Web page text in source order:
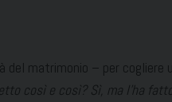
matrimonio – per
così e così? Sì, ma l’ha